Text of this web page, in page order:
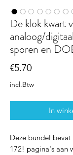
De klok kwart
analoog/
sporen en
€5.70Prijs
incl.Btw
In
Deze bundel
172! pagina's aan